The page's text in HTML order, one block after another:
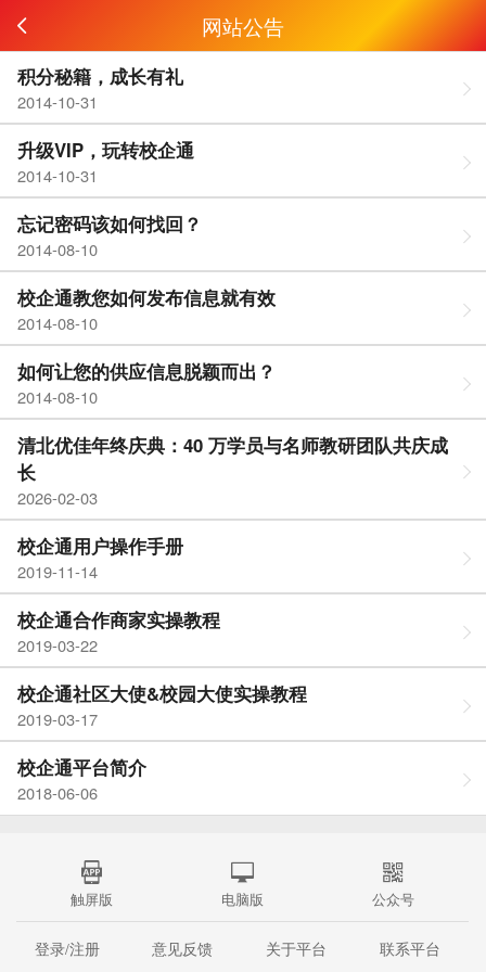
网站公告
积分秘籍，成长有礼
2014-10-31
升级VIP，玩转校企通
2014-10-31
忘记密码该如何找回？
2014-08-10
校企通教您如何发布信息就有效
2014-08-10
如何让您的供应信息脱颖而出？
2014-08-10
清北优佳年终庆典：40 万学员与名师教研团队共庆成
长
2026-02-03
校企通用户操作手册
2019-11-14
校企通合作商家实操教程
2019-03-22
校企通社区大使&校园大使实操教程
2019-03-17
校企通平台简介
2018-06-06
触屏版 电脑版 公众号
登录/注册 意见反馈 关于平台
联系平台